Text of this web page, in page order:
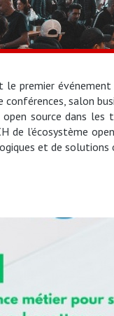
le premier
salon
source dans les
de l’écosystème
et de solutions